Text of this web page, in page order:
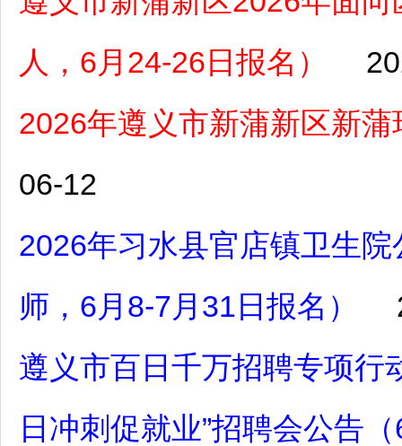
人，6月24-26日报名）
2026年遵义市新蒲新区新
06-12
2026年习水县官店镇卫生
师，6月8-7月31日报名）
遵义市百日千万招聘专项行
日冲刺促就业”招聘会公告